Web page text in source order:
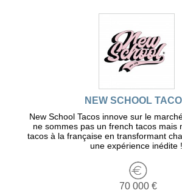
NEW SCHOOL
New School Tacos innove sur le
ne sommes pas un french tacos mais
tacos à la française en transformant
une expérience inédite !
70 000 €